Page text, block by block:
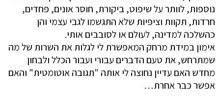
נוספות, לוותר על שיפוט, ביקורת, חוסר אונים, פחדים,
חרדות, תקוות וציפיות שלא התגשמו לגבי עצמי והן
כהשלכה למדינה, לעולם או לסובבים אותי.
אימון במידת מרחק המאפשרת לי לגלות את השרות של מה
שמתרחש, את טעם הדברים עבורי ועבור הכלל ולבחון
מחדש האם עדיין נחוצה לי אותה "תגובה אוטומטית" והאם
אפשר כבר אחרת…